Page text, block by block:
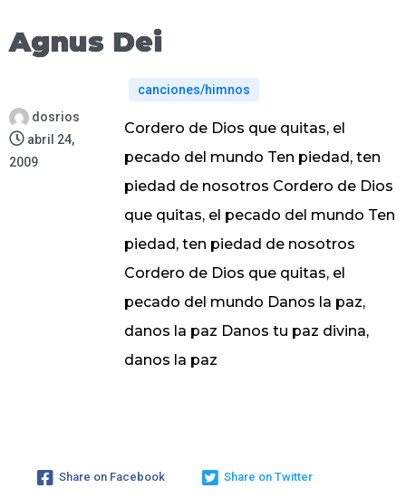
Agnus Dei
dosrios
abril 24,
2009
canciones/himnos
Cordero de Dios que quitas, el
pecado del mundo Ten piedad, ten
piedad de nosotros Cordero de Dios
que quitas, el pecado del mundo Ten
piedad, ten piedad de nosotros
Cordero de Dios que quitas, el
pecado del mundo Danos la paz,
danos la paz Danos tu paz divina,
danos la paz
Share on Facebook Share on Twitter